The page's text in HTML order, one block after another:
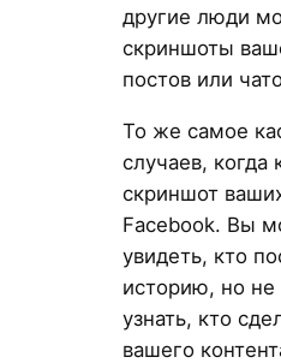
другие люди
скриншоты
постов или
То же самое
случаев, когда
скриншот
Facebook. Вы
увидеть, кто
историю, но
узнать, кто
вашего